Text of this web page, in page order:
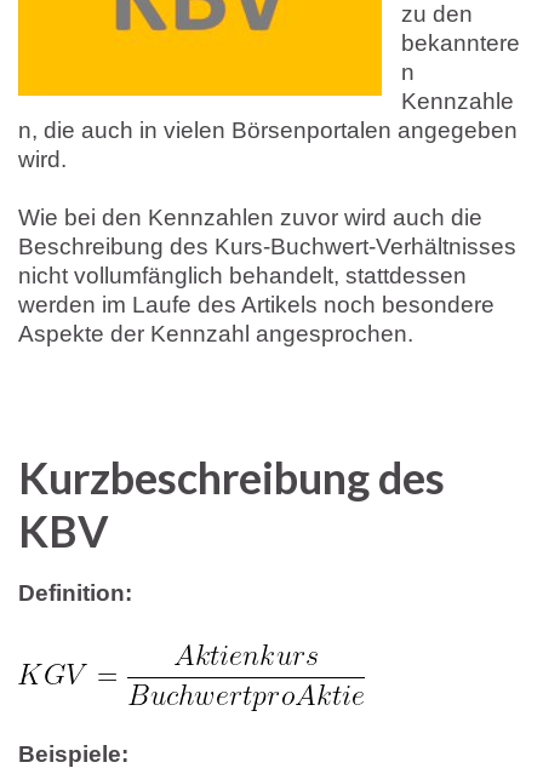
zu den
bekanntere
n
Kennzahle
n, die auch in vielen Börsenportalen angegeben
wird.
Wie bei den Kennzahlen zuvor wird auch die
Beschreibung des Kurs-Buchwert-Verhältnisses
nicht vollumfänglich behandelt, stattdessen
werden im Laufe des Artikels noch besondere
Aspekte der Kennzahl angesprochen.
Kurzbeschreibung des
KBV
Definition:
Beispiele: